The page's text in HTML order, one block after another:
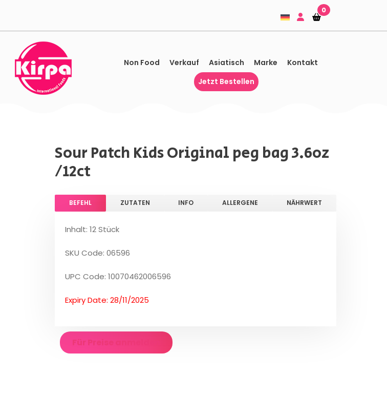
Einkaufskorb
Einkaufskorb
0
Non Food Verkauf Asiatisch Marke
Kontakt
Jetzt Bestellen
Sour Patch Kids Original peg bag 3.6oz
/12ct
BEFEHL ZUTATEN INFO ALLERGENE NÄHRWERT
Inhalt: 12 Stück
SKU Code: 06596
UPC Code: 10070462006596
Expiry Date: 28/11/2025
Für Preise anmelden